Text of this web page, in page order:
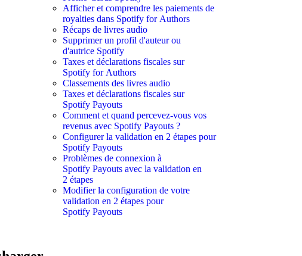
Afficher et comprendre les paiements de
royalties dans Spotify for Authors
Récaps de livres audio
Supprimer un profil d'auteur ou
d'autrice Spotify
Taxes et déclarations fiscales sur
Spotify for Authors
Classements des livres audio
Taxes et déclarations fiscales sur
Spotify Payouts
Comment et quand percevez-vous vos
revenus avec Spotify Payouts ?
Configurer la validation en 2 étapes pour
Spotify Payouts
Problèmes de connexion à
Spotify Payouts avec la validation en
2 étapes
Modifier la configuration de votre
validation en 2 étapes pour
Spotify Payouts